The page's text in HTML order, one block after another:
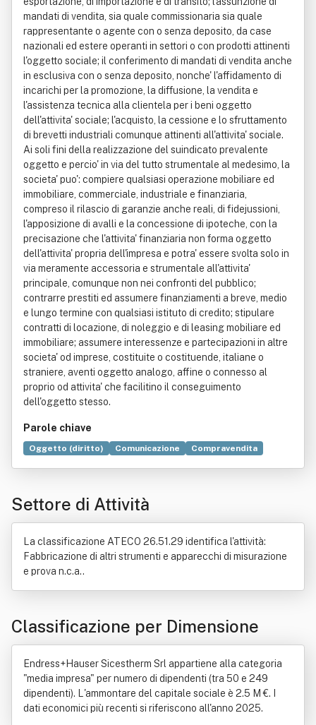
mandati di vendita, sia quale commissionaria sia quale
rappresentante o agente con o senza deposito, da case
nazionali ed estere operanti in settori o con prodotti attinenti
l'oggetto sociale; il conferimento di mandati di vendita anche
in esclusiva con o senza deposito, nonche' l'affidamento di
incarichi per la promozione, la diffusione, la vendita e
l'assistenza tecnica alla clientela per i beni oggetto
dell'attivita' sociale; l'acquisto, la cessione e lo sfruttamento
di brevetti industriali comunque attinenti all'attivita' sociale.
Ai soli fini della realizzazione del suindicato prevalente
oggetto e percio' in via del tutto strumentale al medesimo, la
societa' puo': compiere qualsiasi operazione mobiliare ed
immobiliare, commerciale, industriale e finanziaria,
compreso il rilascio di garanzie anche reali, di fidejussioni,
l'apposizione di avalli e la concessione di ipoteche, con la
precisazione che l'attivita' finanziaria non forma oggetto
dell'attivita' propria dell'impresa e potra' essere svolta solo in
via meramente accessoria e strumentale all'attivita'
principale, comunque non nei confronti del pubblico;
contrarre prestiti ed assumere finanziamenti a breve, medio
e lungo termine con qualsiasi istituto di credito; stipulare
contratti di locazione, di noleggio e di leasing mobiliare ed
immobiliare; assumere interessenze e partecipazioni in altre
societa' od imprese, costituite o costituende, italiane o
straniere, aventi oggetto analogo, affine o connesso al
proprio od attivita' che facilitino il conseguimento
dell'oggetto stesso.
Parole chiave
Oggetto (diritto) Comunicazione
Compravendita
Temperatura
Settore di Attività
La classificazione ATECO 26.51.29 identifica l'attività:
Fabbricazione di altri strumenti e apparecchi di misurazione
e prova n.c.a..
Classificazione per Dimensione
Endress+Hauser Sicestherm Srl appartiene alla categoria
"media impresa" per numero di dipendenti (tra 50 e 249
dipendenti). L'ammontare del capitale sociale è 2.5 M €. I
dati economici più recenti si riferiscono all'anno 2025.